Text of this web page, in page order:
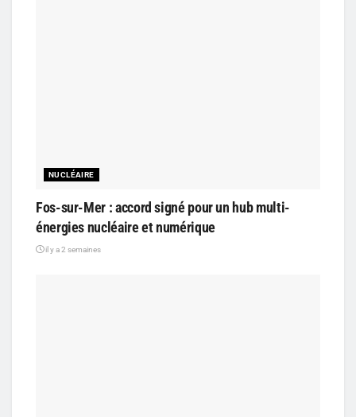
NUCLÉAIRE
Fos-sur-Mer : accord signé pour un hub multi-
énergies nucléaire et numérique
il y a 2 semaines